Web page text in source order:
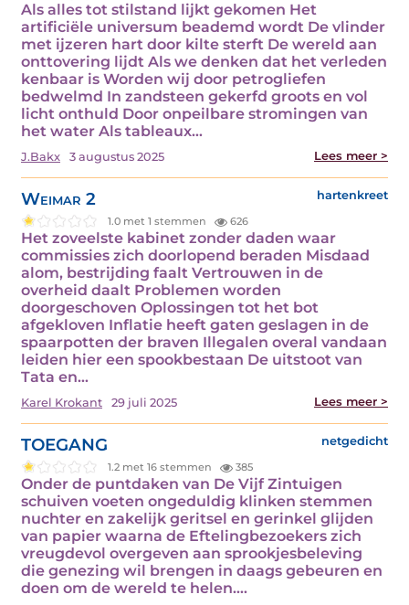
Als alles tot stilstand lijkt gekomen Het
artificiële universum beademd wordt De vlinder
met ijzeren hart door kilte sterft De wereld aan
onttovering lijdt Als we denken dat het verleden
kenbaar is Worden wij door petrogliefen
bedwelmd In zandsteen gekerfd groots en vol
licht onthuld Door onpeilbare stromingen van
het water Als tableaux…
J.Bakx 3 augustus 2025 Lees meer >
Weimar 2 hartenkreet
1.0 met 1 stemmen 626
Het zoveelste kabinet zonder daden waar
commissies zich doorlopend beraden Misdaad
alom, bestrijding faalt Vertrouwen in de
overheid daalt Problemen worden
doorgeschoven Oplossingen tot het bot
afgekloven Inflatie heeft gaten geslagen in de
spaarpotten der braven Illegalen overal vandaan
leiden hier een spookbestaan De uitstoot van
Tata en…
Karel Krokant 29 juli 2025 Lees meer >
TOEGANG netgedicht
1.2 met 16 stemmen 385
Onder de puntdaken van De Vijf Zintuigen
schuiven voeten ongeduldig klinken stemmen
nuchter en zakelijk geritsel en gerinkel glijden
van papier waarna de Eftelingbezoekers zich
vreugdevol overgeven aan sprookjesbeleving
die genezing wil brengen in daags gebeuren en
doen om de wereld te helen.…